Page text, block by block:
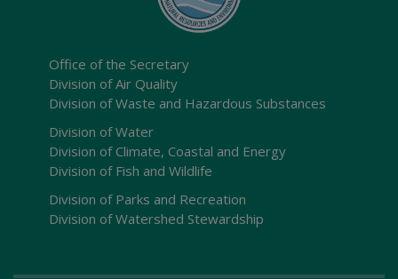
Office of the Secretary
Division of Air Quality
Division of Waste and Hazardous Substances
Division of Water
Division of Climate, Coastal and Energy
Division of Fish and Wildlife
Division of Parks and Recreation
Division of Watershed Stewardship